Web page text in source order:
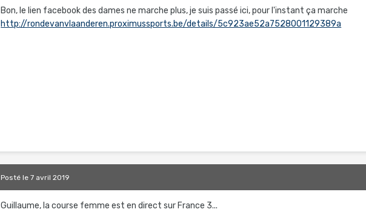
Bon, le lien facebook des dames ne marche plus, je suis passé ici, pour l'instant ça marche
http://rondevanvlaanderen.proximussports.be/details/5c923ae52a7528001129389a
Postéle 7 avril 2019
Guillaume, la course femme est en direct sur France 3...